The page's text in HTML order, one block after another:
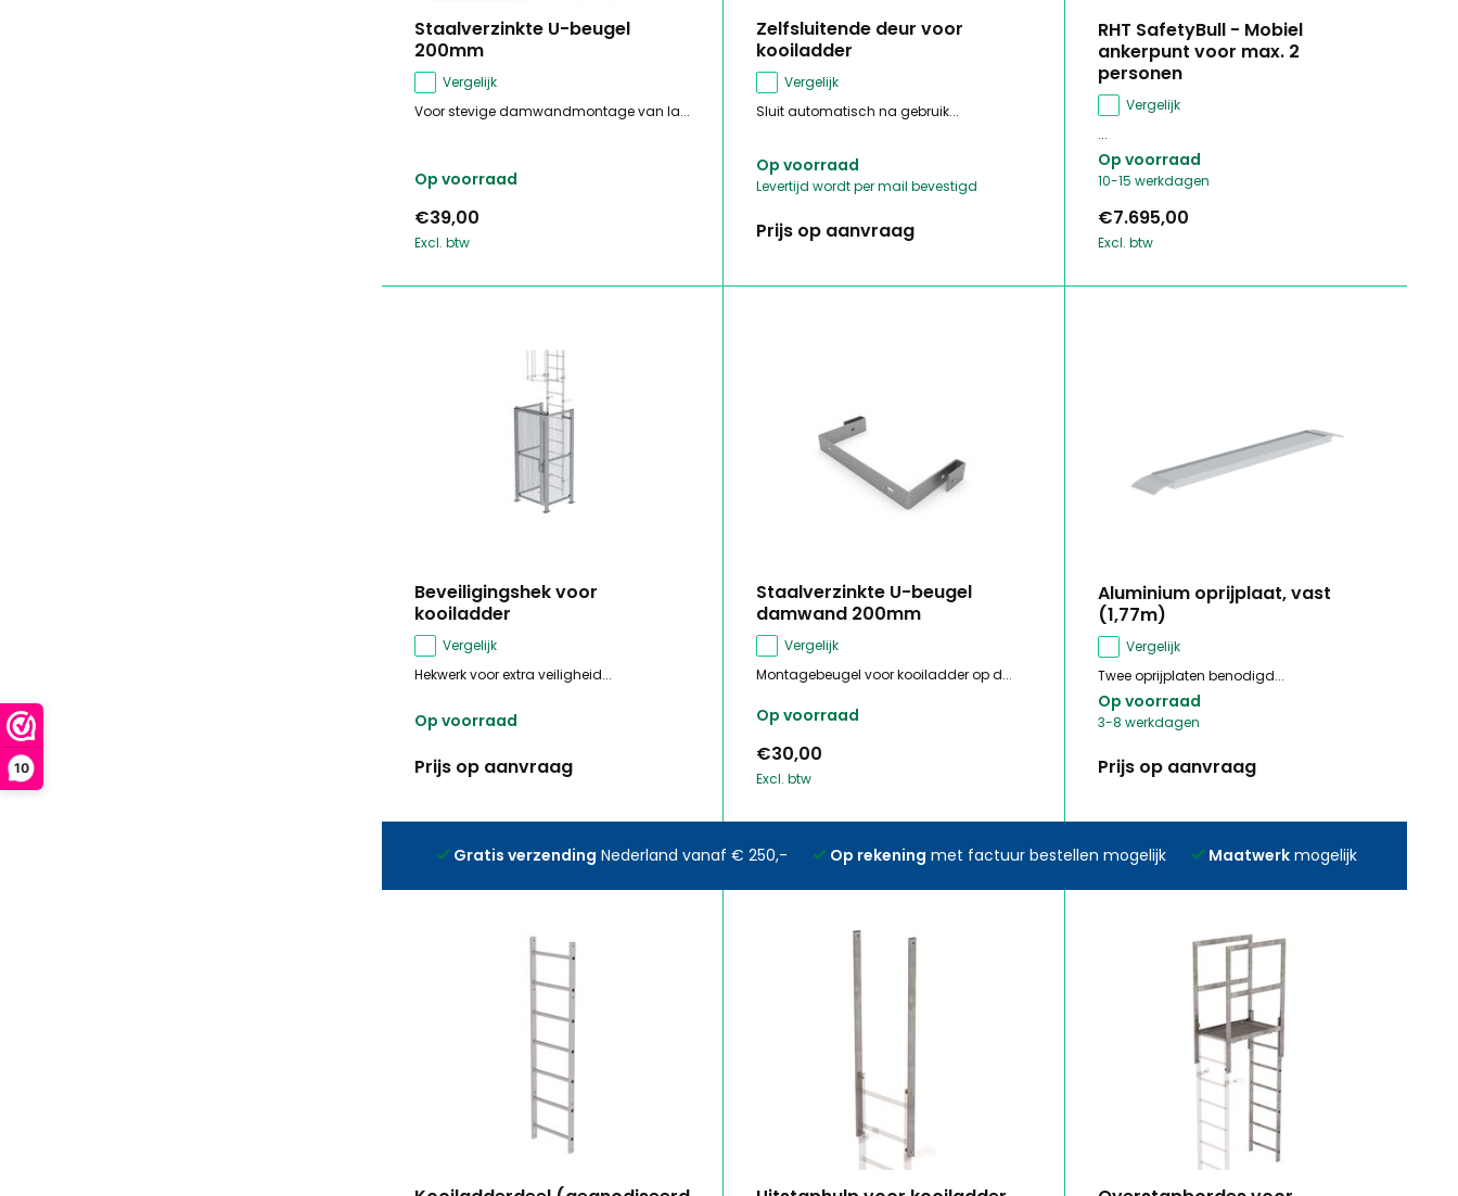
10
Staalverzinkte U-beugel
200mm
Vergelijk
Voor stevige damwandmontage van la...
Op voorraad
€39,00
Excl. btw
Zelfsluitende deur voor
kooiladder
Vergelijk
Sluit automatisch na gebruik...
Op voorraad
Levertijd wordt per mail bevestigd
Prijs op aanvraag
RHT SafetyBull - Mobiel
ankerpunt voor max. 2
personen
Vergelijk
...
Op voorraad
10-15 werkdagen
€7.695,00
Excl. btw
Beveiligingshek voor
kooiladder
Vergelijk
Hekwerk voor extra veiligheid...
Op voorraad
Prijs op aanvraag
Staalverzinkte U-beugel
damwand 200mm
Vergelijk
Montagebeugel voor kooiladder op d...
Op voorraad
€30,00
Excl. btw
Aluminium oprijplaat, vast
(1,77m)
Vergelijk
Twee oprijplaten benodigd...
Op voorraad
3-8 werkdagen
Prijs op aanvraag
Gratis verzending Nederland vanaf € 250,- Op rekening met factuur bestellen mogelijk Maatwerkmogelijk